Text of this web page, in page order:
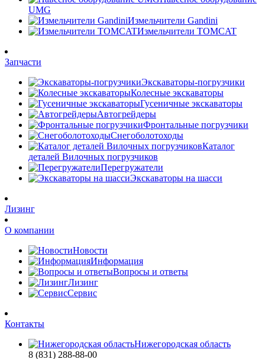
UMG
Измельчители Gandini
Измельчители TOMCAT
Запчасти
Экскаваторы-погрузчики
Колесные экскаваторы
Гусеничные экскаваторы
Автогрейдеры
Фронтальные погрузчики
Снегоболотоходы
Каталог
деталей Вилочных погрузчиков
Перегружатели
Экскаваторы на шасси
Лизинг
О компании
Новости
Информация
Вопросы и ответы
Лизинг
Сервис
Контакты
Нижегородская область
8 (831) 288-88-00